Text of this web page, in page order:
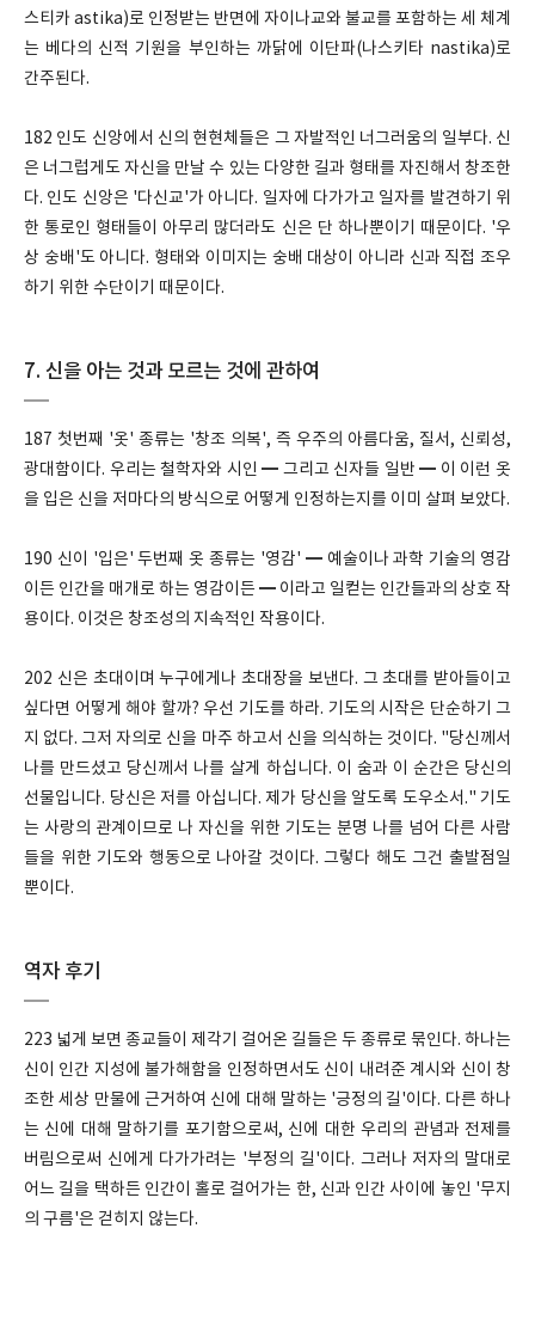
스티카 astika)로 인정받는 반면에 자이나교와 불교를 포함하는 세 체계
는 베다의 신적 기원을 부인하는 까닭에 이단파(나스키타 nastika)로
간주된다.
182 인도 신앙에서 신의 현현체들은 그 자발적인 너그러움의 일부다. 신
은 너그럽게도 자신을 만날 수 있는 다양한 길과 형태를 자진해서 창조한
다. 인도 신앙은 '다신교'가 아니다. 일자에 다가가고 일자를 발견하기 위
한 통로인 형태들이 아무리 많더라도 신은 단 하나뿐이기 때문이다. '우
상 숭배'도 아니다. 형태와 이미지는 숭배 대상이 아니라 신과 직접 조우
하기 위한 수단이기 때문이다.
7. 신을 아는 것과 모르는 것에 관하여
187 첫번째 '옷' 종류는 '창조 의복', 즉 우주의 아름다움, 질서, 신뢰성,
광대함이다. 우리는 철학자와 시인 ━ 그리고 신자들 일반 ━ 이 이런 옷
을 입은 신을 저마다의 방식으로 어떻게 인정하는지를 이미 살펴 보았다.
190 신이 '입은' 두번째 옷 종류는 '영감' ━ 예술이나 과학 기술의 영감
이든 인간을 매개로 하는 영감이든 ━ 이라고 일컫는 인간들과의 상호 작
용이다. 이것은 창조성의 지속적인 작용이다.
202 신은 초대이며 누구에게나 초대장을 보낸다. 그 초대를 받아들이고
싶다면 어떻게 해야 할까? 우선 기도를 하라. 기도의 시작은 단순하기 그
지 없다. 그저 자의로 신을 마주 하고서 신을 의식하는 것이다. "당신께서
나를 만드셨고 당신께서 나를 살게 하십니다. 이 숨과 이 순간은 당신의
선물입니다. 당신은 저를 아십니다. 제가 당신을 알도록 도우소서." 기도
는 사랑의 관계이므로 나 자신을 위한 기도는 분명 나를 넘어 다른 사람
들을 위한 기도와 행동으로 나아갈 것이다. 그렇다 해도 그건 출발점일
뿐이다.
역자 후기
223 넓게 보면 종교들이 제각기 걸어온 길들은 두 종류로 묶인다. 하나는
신이 인간 지성에 불가해함을 인정하면서도 신이 내려준 계시와 신이 창
조한 세상 만물에 근거하여 신에 대해 말하는 '긍정의 길'이다. 다른 하나
는 신에 대해 말하기를 포기함으로써, 신에 대한 우리의 관념과 전제를
버림으로써 신에게 다가가려는 '부정의 길'이다. 그러나 저자의 말대로
어느 길을 택하든 인간이 홀로 걸어가는 한, 신과 인간 사이에 놓인 '무지
의 구름'은 걷히지 않는다.